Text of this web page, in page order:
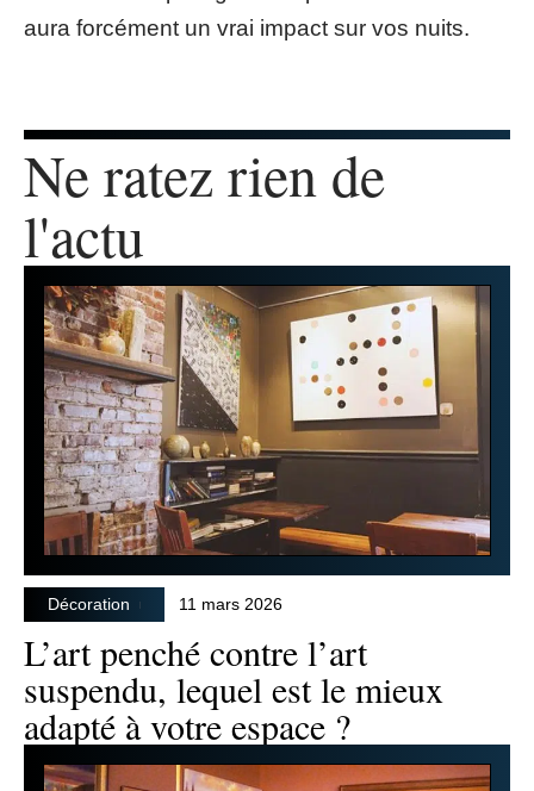
aura forcément un vrai impact sur vos nuits.
Ne ratez rien de
l'actu
Décoration 11 mars 2026
L’art penché contre l’art
suspendu, lequel est le mieux
adapté à votre espace ?